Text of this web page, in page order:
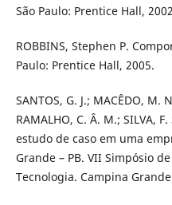
São Paulo: Prentice Hall,
ROBBINS, Stephen P.
Paulo: Prentice Hall, 2005.
SANTOS, G. J.; MACÊDO, M.
RAMALHO, C. Â. M.; SILVA,
estudo de caso em uma
Grande – PB. VII Simpósio
Tecnologia. Campina